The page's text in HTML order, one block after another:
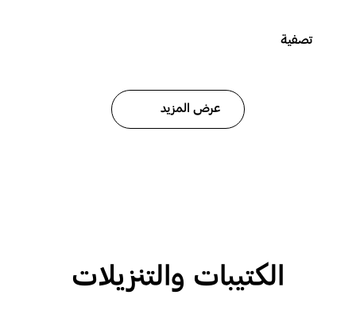
تصفية
عرض المزيد
الكتيبات والتنزيلات